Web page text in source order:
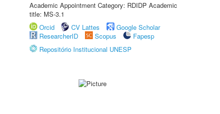
Academic Appointment Category: RDIDP Academic
title: MS-3.1
Orcid
CV Lattes
Google Scholar
ResearcherID
Scopus
Fapesp
Repositório Institucional UNESP